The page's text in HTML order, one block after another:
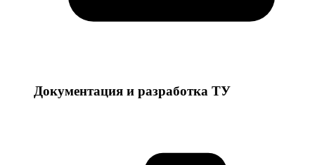
Документация и разработка ТУ